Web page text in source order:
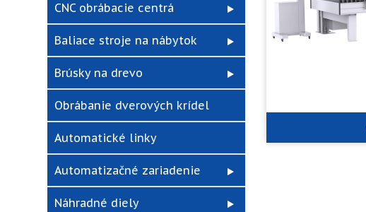
CNC obrábacie centrá
Baliace stroje na nábytok
Brúsky na drevo
Obrábanie dverových krídel
Automatické linky
Automatizačné zariadenie
Náhradné diely